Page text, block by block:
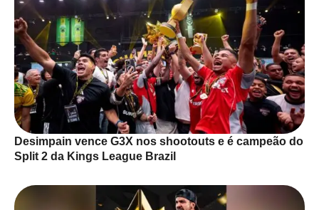
Desimpain vence G3X nos shootouts e é campeão do
Split 2 da Kings League Brazil